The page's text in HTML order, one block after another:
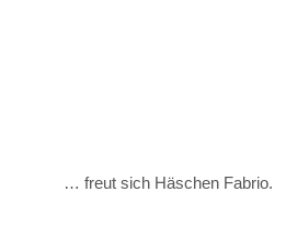
… freut sich Häschen Fabrio.